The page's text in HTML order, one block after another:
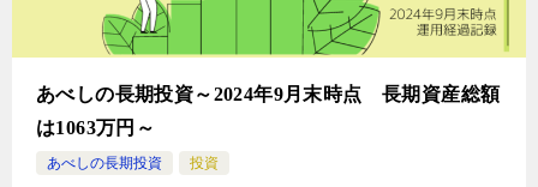
あべしの長期投資～2024年9月末時点 長期資産総額
は1063万円～
あべしの長期投資 投資